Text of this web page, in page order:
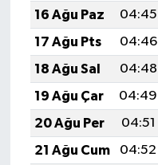
16 Ağu Paz
04:45
17 Ağu Pts
04:46
18 Ağu Sal
04:48
19 Ağu Çar
04:49
20 Ağu Per
04:51
21 Ağu Cum
04:52